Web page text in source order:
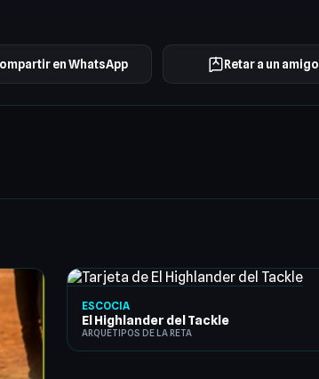
en WhatsApp Retar a un amigo
ESCOCIA
El Highlander del Tackle
ARQUETIPOS DE LA RETA